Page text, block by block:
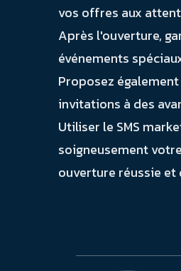
vos offres aux
Après l'ouverture,
événements
Proposez
invitations à des
Utiliser le SMS
soigneusement
ouverture réussie